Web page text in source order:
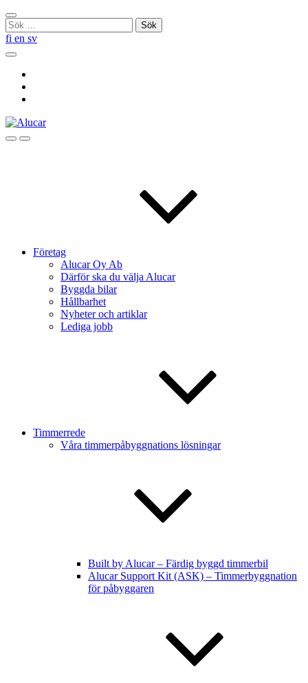
Skip
to
content
Stäng
sökningen
Sök
efter:
fi en sv
Sök
SökMenu
Företag
Alucar Oy Ab
Därför ska du välja Alucar
Byggda bilar
Hållbarhet
Nyheter och artiklar
Lediga jobb
Timmerrede
Våra timmerpåbyggnations lösningar
Built by Alucar – Färdig byggd timmerbil
Alucar Support Kit (ASK) – Timmerbyggnation
för påbyggaren